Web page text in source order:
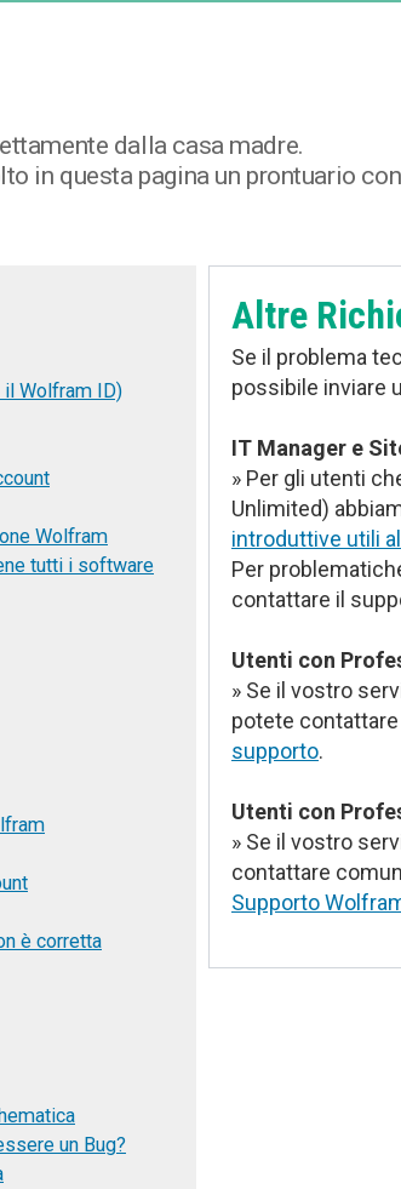
dalla casa madre.
in questa pagina un prontuario
il Wolfram ID)
Wolfram
tutti i software
è corretta
un Bug?
Altre
Se il problema
possibile inviare
IT Manager e
» Per gli utenti
Unlimited)
introduttive utili
Per
contattare il
Utenti con
» Se il vostro
potete
supporto.
Utenti con
» Se il vostro
contattare
Supporto